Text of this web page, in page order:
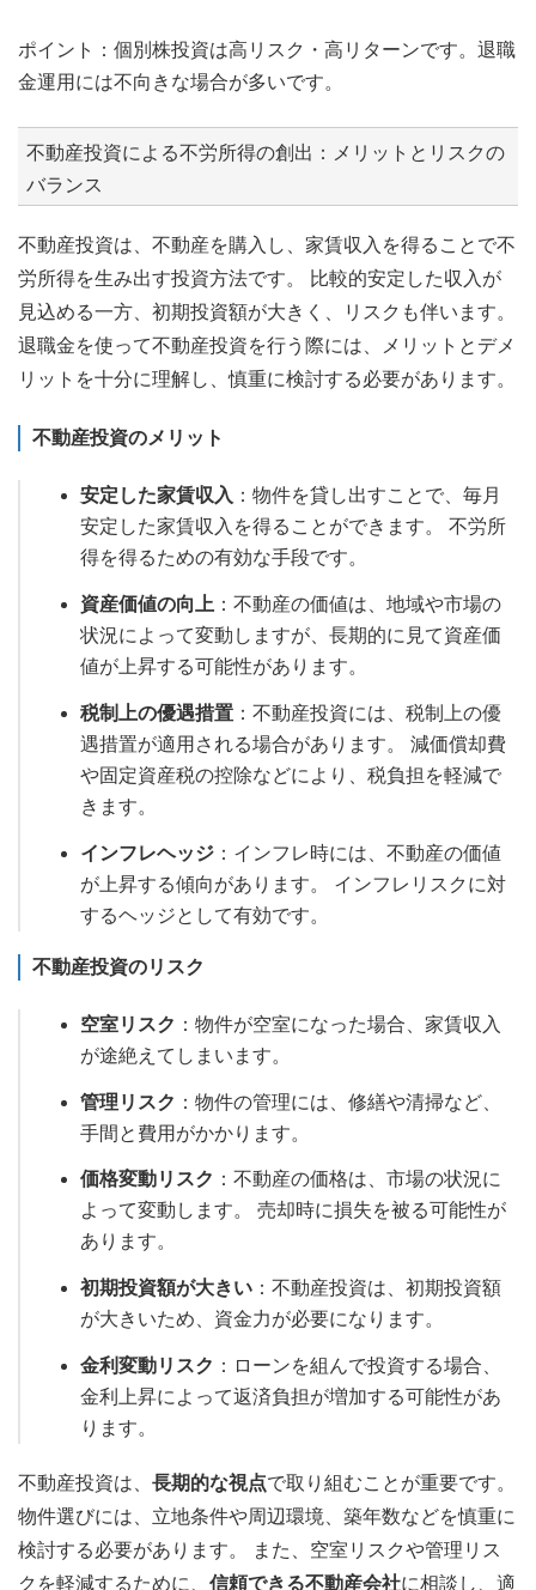
ポイント：個別株投資は高リスク・高リターンです。退職
金運用には不向きな場合が多いです。
不動産投資による不労所得の創出：メリットとリスクの
バランス
不動産投資は、不動産を購入し、家賃収入を得ることで不
労所得を生み出す投資方法です。 比較的安定した収入が
見込める一方、初期投資額が大きく、リスクも伴います。
退職金を使って不動産投資を行う際には、メリットとデメ
リットを十分に理解し、慎重に検討する必要があります。
不動産投資のメリット
安定した家賃収入 ：物件を貸し出すことで、毎月
安定した家賃収入を得ることができます。 不労所
得を得るための有効な手段です。
資産価値の向上 ：不動産の価値は、地域や市場の
状況によって変動しますが、長期的に見て資産価
値が上昇する可能性があります。
税制上の優遇措置 ：不動産投資には、税制上の優
遇措置が適用される場合があります。 減価償却費
や固定資産税の控除などにより、税負担を軽減で
きます。
インフレヘッジ ：インフレ時には、不動産の価値
が上昇する傾向があります。 インフレリスクに対
するヘッジとして有効です。
不動産投資のリスク
空室リスク ：物件が空室になった場合、家賃収入
が途絶えてしまいます。
管理リスク ：物件の管理には、修繕や清掃など、
手間と費用がかかります。
価格変動リスク ：不動産の価格は、市場の状況に
よって変動します。 売却時に損失を被る可能性が
あります。
初期投資額が大きい ：不動産投資は、初期投資額
が大きいため、資金力が必要になります。
金利変動リスク ：ローンを組んで投資する場合、
金利上昇によって返済負担が増加する可能性があ
ります。
不動産投資は、 長期的な視点で取り組むことが重要です。
物件選びには、立地条件や周辺環境、築年数などを慎重に
検討する必要があります。 また、空室リスクや管理リス
クを軽減するために、 信頼できる不動産会社に相談し、適